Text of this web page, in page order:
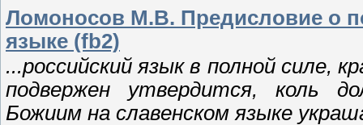
Ломоносов М.В. Предисловие о
языке (fb2)
...российский язык в полной силе,
подвержен утвердится, коль
Божиим на славенском языке